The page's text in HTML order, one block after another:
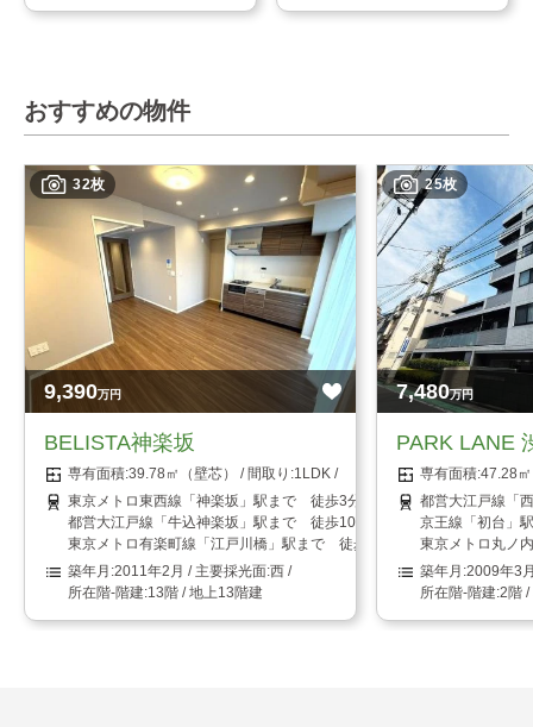
おすすめの物件
32枚
9,390万円
BELISTA神楽坂
39.78㎡（壁芯）
1LDK
東京メトロ東西線「神楽坂」駅まで 徒歩3分
都営大江戸線「牛込神楽坂」駅まで 徒歩10分
東京メトロ有楽町線「江戸川橋」駅まで 徒歩8分
2011年2月
西
13階 / 地上13階建
25枚
7,480万円
PARK LANE
47.28
都営大江戸線「
京王線「初台」
東京メトロ丸ノ
2009年3
2階 /